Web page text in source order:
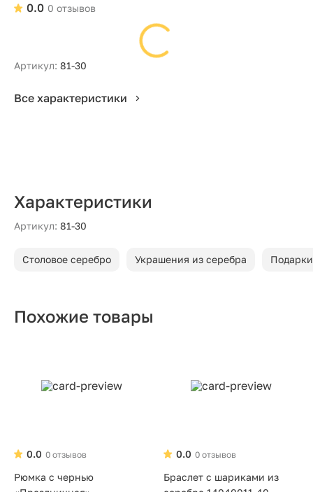
0 отзывов
0.0
Артикул: 81-30
Все характеристики
Характеристики
Артикул: 81-30
Столовое серебро Украшения из серебра
Похожие товары
0 отзывов
0.0
Рюмка с чернью
0 отзывов
0.0
Браслет с шариками из